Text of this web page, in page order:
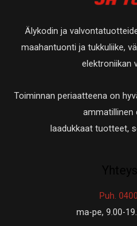
Älykodin ja
maahantuonti ja tukkuliike,
elektroniikan
Toiminnan periaatteena on
ammatillinen
laadukkaat tuotteet,
Puh.
ma-pe, 9.00-